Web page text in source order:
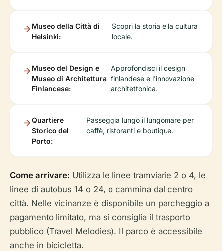
Museo della Città di
Helsinki:
Scopri la storia e la cultura
locale.
Museo del Design e
Museo di Architettura
Finlandese:
Approfondisci il design
finlandese e l'innovazione
architettonica.
Quartiere
Storico del
Porto:
Passeggia lungo il lungomare per
caffè, ristoranti e boutique.
Come arrivare: Utilizza le linee tramviarie 2 o 4, le
linee di autobus 14 o 24, o cammina dal centro
città. Nelle vicinanze è disponibile un parcheggio a
pagamento limitato, ma si consiglia il trasporto
pubblico (Travel Melodies). Il parco è accessibile
anche in bicicletta.